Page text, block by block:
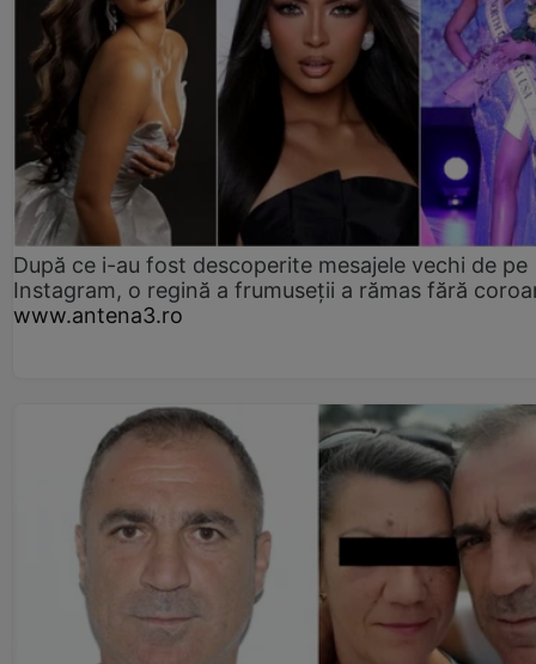
După ce i-au fost descoperite mesajele vechi de pe
Instagram, o regină a frumuseții a rămas fără
www.antena3.ro